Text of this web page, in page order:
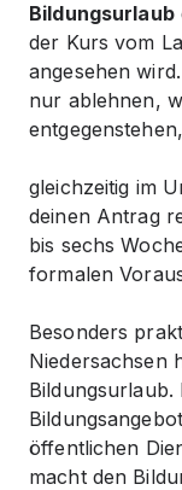
Bildungsurlaub
der Kurs vom
angesehen
nur ablehnen,
gleichzeitig im
deinen Antrag
bis sechs
formalen
Besonders
Niedersachsen
Bildungsurlaub.
öffentlichen
macht den